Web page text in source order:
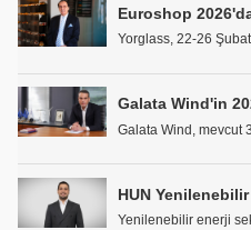
Yorglass, 22-26
Yenilenebilir enerji